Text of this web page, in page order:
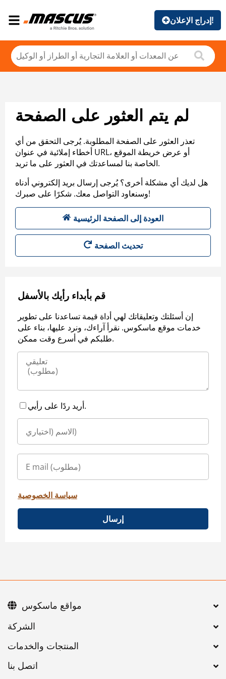
إدراج الإعلان!
لم يتم العثور على الصفحة
تعذر العثور على الصفحة المطلوبة. يُرجى التحقق من أي
أخطاء إملائية في عنوان URL، أو عرض خريطة الموقع
الخاصة بنا لمساعدتك في العثور على ما تريد.
هل لديك أي مشكلة أخرى؟ يُرجى إرسال بريد إلكتروني أدناه
وسنعاود التواصل معك. شكرًا على صبرك!
العودة إلى الصفحة الرئيسية
تحديث الصفحة
قم بأبداء رأيك بالأسفل
إن أسئلتك وتعليقاتك لهي أداة قيمة تساعدنا على تطوير
خدمات موقع ماسكوس. نقرأ آراءك، ونرد عليها، بناء على
طلبكم في أسرع وقت ممكن.
أريد ردًا على رأيي.
سياسة الخصوصية
إرسال
اتصل بنا
مواقع ماسكوس